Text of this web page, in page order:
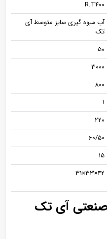
R.T400
آب میوه گیری سایز متوسط آی
تک
50
3000
800
1
220
60/50
15
42×33×31
صنعتی آی تک